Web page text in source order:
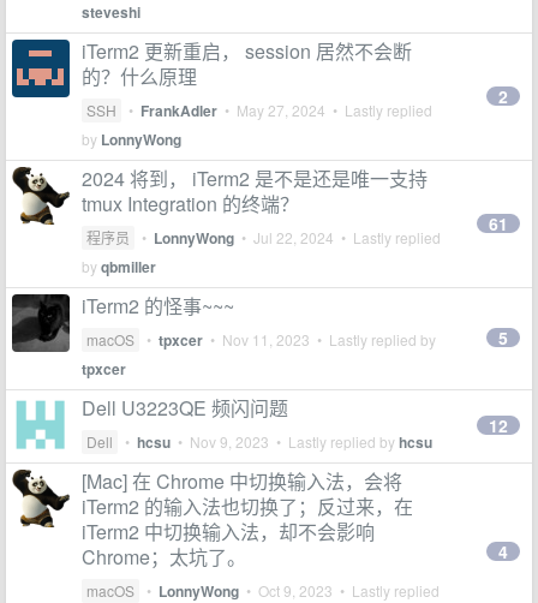
steveshi
iTerm2 更新重启， session 居然不会断
的？什么原理
SSH • FrankAdler • May 27, 2024 • Lastly replied
by LonnyWong
2
2024 将到， iTerm2 是不是还是唯一支持
tmux Integration 的终端？
程序员 • LonnyWong • Jul 22, 2024 • Lastly replied
byqbmiller
61
iTerm2 的怪事~~~
macOS • tpxcer • Nov 11, 2023 • Lastly replied by
tpxcer
5
Dell U3223QE 频闪问题
Dell • hcsu • Nov 9, 2023 • Lastly replied byhcsu
12
[Mac] 在 Chrome 中切换输入法，会将
iTerm2 的输入法也切换了；反过来，在
iTerm2 中切换输入法，却不会影响
Chrome；太坑了。
macOS • LonnyWong • Oct 9, 2023 • Lastly replied
4